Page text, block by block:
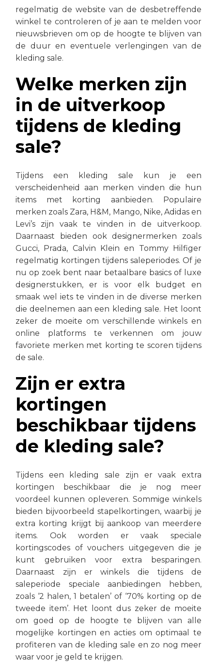
regelmatig de website van de desbetreffende
winkel te controleren of je aan te melden voor
nieuwsbrieven om op de hoogte te blijven van
de duur en eventuele verlengingen van de
kleding sale.
Welke merken zijn
in de uitverkoop
tijdens de kleding
sale?
Tijdens een kleding sale kun je een
verscheidenheid aan merken vinden die hun
items met korting aanbieden. Populaire
merken zoals Zara, H&M, Mango, Nike, Adidas en
Levi’s zijn vaak te vinden in de uitverkoop.
Daarnaast bieden ook designermerken zoals
Gucci, Prada, Calvin Klein en Tommy Hilfiger
regelmatig kortingen tijdens saleperiodes. Of je
nu op zoek bent naar betaalbare basics of luxe
designerstukken, er is voor elk budget en
smaak wel iets te vinden in de diverse merken
die deelnemen aan een kleding sale. Het loont
zeker de moeite om verschillende winkels en
online platforms te verkennen om jouw
favoriete merken met korting te scoren tijdens
de sale.
Zijn er extra
kortingen
beschikbaar tijdens
de kleding sale?
Tijdens een kleding sale zijn er vaak extra
kortingen beschikbaar die je nog meer
voordeel kunnen opleveren. Sommige winkels
bieden bijvoorbeeld stapelkortingen, waarbij je
extra korting krijgt bij aankoop van meerdere
items. Ook worden er vaak speciale
kortingscodes of vouchers uitgegeven die je
kunt gebruiken voor extra besparingen.
Daarnaast zijn er winkels die tijdens de
saleperiode speciale aanbiedingen hebben,
zoals ‘2 halen, 1 betalen’ of ‘70% korting op de
tweede item’. Het loont dus zeker de moeite
om goed op de hoogte te blijven van alle
mogelijke kortingen en acties om optimaal te
profiteren van de kleding sale en zo nog meer
waar voor je geld te krijgen.